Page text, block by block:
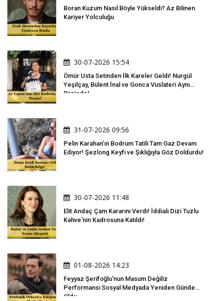
Boran Kuzum Nasıl Böyle Yükseldi? Az Bilinen
Kariyer Yolculuğu
30-07-2026 15:54
Ömür Usta Setinden İlk Kareler Geldi! Nurgül
Yeşilçay, Bülent İnal ve Gonca Vuslateri Aynı
Projede!
31-07-2026 09:56
Pelin Karahan'ın Bodrum Tatili Tam Gaz Devam
Ediyor! Şezlong Keyfi ve Şıklığıyla Göz Doldurdu!
30-07-2026 11:48
Elit Andaç Çam Kararını Verdi! İddialı Dizi Tuzlu
Kahve'nin Kadrosuna Katıldı!
01-08-2026 14:23
Feyyaz Şerifoğlu'nun Masum Değiliz
Performansı Sosyal Medyada Yeniden Gündem
Oldu